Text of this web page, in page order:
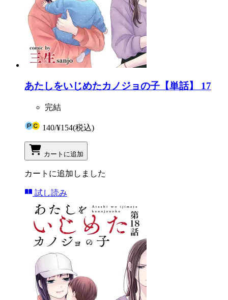
あたしをいじめたカノジョの子【単話】 17
完結
140/¥154(税込)
カートに追加
カートに追加しました
試し読み